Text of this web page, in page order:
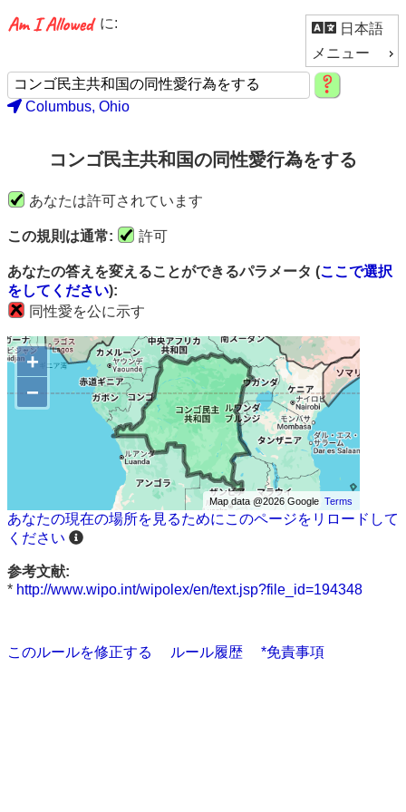
日本語
メニュー
に:
Columbus, Ohio
コンゴ民主共和国の同性愛行為をする
あなたは許可されています
この規則は通常: 許可
あなたの答えを変えることができるパラメータ (ここで選択
をしてください):
同性愛を公に示す
+
−
Map data @2026 GoogleTerms
あなたの現在の場所を見るためにこのページをリロードして
ください
参考文献:
* http://www.wipo.int/wipolex/en/text.jsp?file_id=194348
このルールを修正する ルール履歴 *免責事項